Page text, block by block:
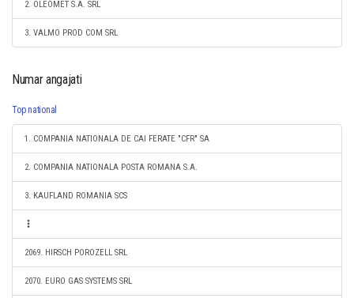
2. OLEOMET S.A. SRL
3. VALMO PROD COM SRL
Numar angajati
Top national
1. COMPANIA NATIONALA DE CAI FERATE "CFR" SA
2. COMPANIA NATIONALA POSTA ROMANA S.A.
3. KAUFLAND ROMANIA SCS
2069. HIRSCH POROZELL SRL
2070. EURO GAS SYSTEMS SRL